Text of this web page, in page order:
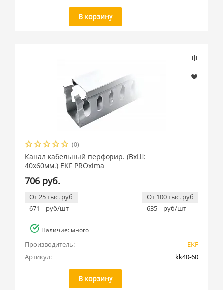
В корзину
(0)
Канал кабельный перфорир. (ВхШ:
40х60мм.) EKF PROxima
706 руб.
От 25 тыс. руб
671
руб/шт
От 100 тыс. руб
635
руб/шт
Наличие: много
Производитель:
EKF
Артикул:
kk40-60
В корзину